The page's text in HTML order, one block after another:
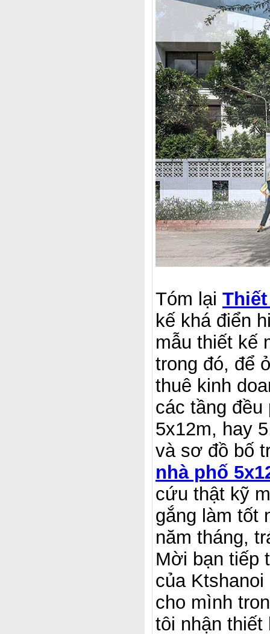
Tóm lại
kế khá điển
mẫu thiết kế
trong đó, để
thuê kinh
các tầng
5x12m, hay
và sơ đồ bố
nhà phố
cứu thật kỹ
gắng làm tốt
năm tháng,
Mời bạn tiếp
của
cho mình
tôi nhận thiết